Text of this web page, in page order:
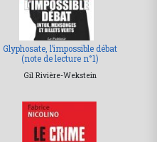
Glyphosate, l’impossible débat
(note de lecture n°1)
Gil Rivière-Wekstein